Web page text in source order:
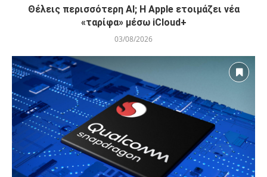
Θέλεις περισσότερη AI; Η Apple ετοιμάζει νέα
«ταρίφα» μέσω iCloud+
03/08/2026